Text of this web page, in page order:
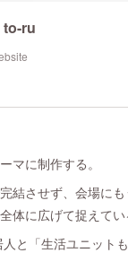
to-ru
マに制作する。
結させず、会場に
体に広げて捉えてい
と「生活ユニット